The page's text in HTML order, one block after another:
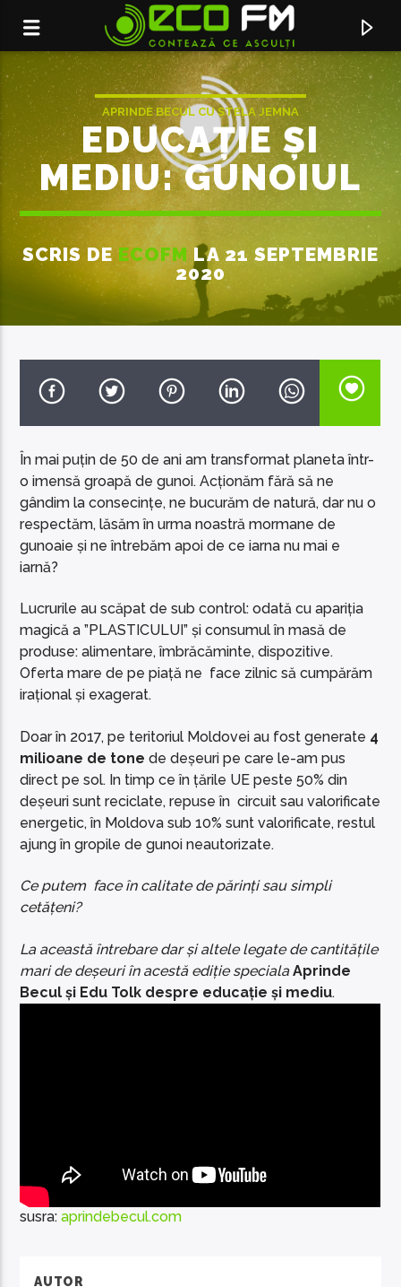
MARIO MORAR
EcoFM Chisinau
APRINDE BECUL CU STELA JEMNA
GESTIONAREA DESEURILOR PODCASTURI ȘTIRI
ȘTIRI LOCALE UE-GIZ
EDUCAȚIE ȘI
MEDIU: GUNOIUL
SCRIS DEECOFMLA 21 SEPTEMBRIE
2020
În mai puțin de 50 de ani am transformat planeta într-
o imensă groapă de gunoi. Acționăm fără să ne
gândim la consecințe, ne bucurăm de natură, dar nu o
respectăm, lăsăm în urma noastră mormane de
gunoaie și ne întrebăm apoi de ce iarna nu mai e
iarnă?
Lucrurile au scăpat de sub control: odată cu apariția
magică a ”PLASTICULUI” și consumul în masă de
produse: alimentare, îmbrăcăminte, dispozitive.
Oferta mare de pe piață ne face zilnic să cumpărăm
irațional și exagerat.
Doar în 2017, pe teritoriul Moldovei au fost generate 4
milioane de tone de deșeuri pe care le-am pus
direct pe sol. In timp ce în țările UE peste 50% din
deșeuri sunt reciclate, repuse în circuit sau valorificate
energetic, în Moldova sub 10% sunt valorificate, restul
ajung în gropile de gunoi neautorizate.
Ce putem face în calitate de părinți sau simpli
cetățeni?
La această întrebare dar și altele legate de cantitățile
mari de deșeuri în acestă ediție specialaAprinde
Becul și Edu Tolk despre educație și mediu.
susra:aprindebecul.com
AUTOR